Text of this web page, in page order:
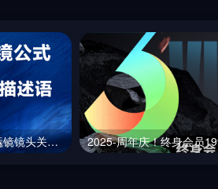
通用ai视频影视级运镜镜头关键词描述合集